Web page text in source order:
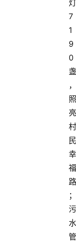
灯
7
1
9
0
盏
，
照
亮
村
民
幸
福
路
；
污
水
管